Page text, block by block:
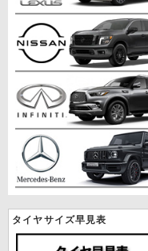
タイヤサイズ早見表